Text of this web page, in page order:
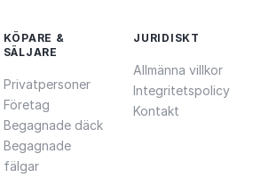
KÖPARE &
SÄLJARE
Privatpersoner
Företag
Begagnade däck
Begagnade
fälgar
JURIDISKT
Allmänna villkor
Integritetspolicy
Kontakt